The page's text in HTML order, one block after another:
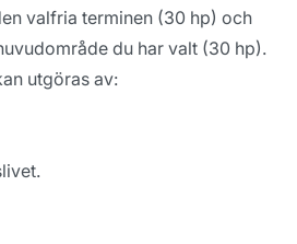
valfria terminen (30 hp) och
du har valt (30 hp).
utgöras av: